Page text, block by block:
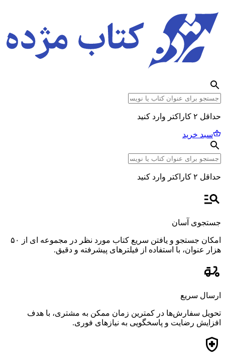
حداقل ۲ کاراکتر وارد کنید
سبد خرید
حداقل ۲ کاراکتر وارد کنید
جستجوی آسان
امکان جستجو و یافتن سریع کتاب مورد نظر در مجموعه ای از ۵۰
هزار عنوان، با استفاده از فیلترهای پیشرفته و دقیق.
ارسال سریع
تحویل سفارش‌ها در کمترین زمان ممکن به مشتری، با هدف
افزایش رضایت و پاسخگویی به نیازهای فوری.